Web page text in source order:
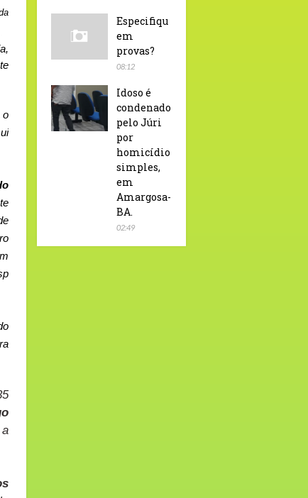
o
Especifiqu
em
provas?
08:12
Idoso é
condenado
pelo Júri
por
homicídio
simples,
em
Amargosa-
BA.
02:49